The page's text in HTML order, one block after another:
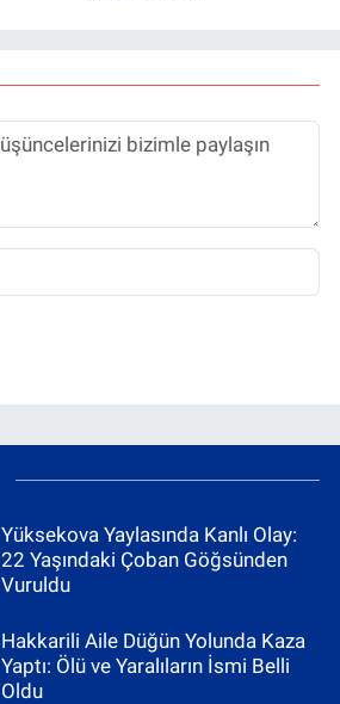
Yüksekova Yaylasında Kanlı Olay:
22 Yaşındaki Çoban Göğsünden
Vuruldu
Hakkarili Aile Düğün Yolunda Kaza
Yaptı: Ölü ve Yaralıların İsmi Belli
Oldu